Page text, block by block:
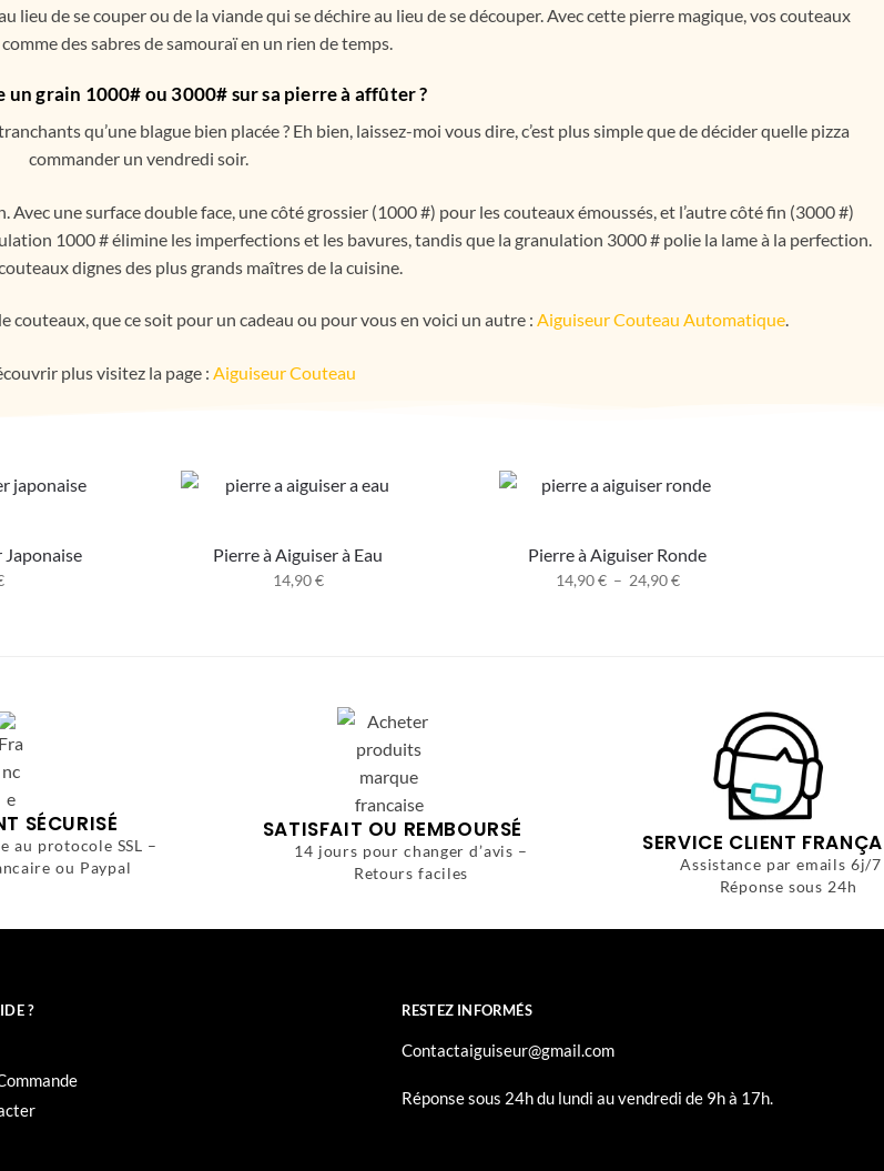
lieu de se couper ou de la viande qui se déchire au lieu de se découper. Avec cette pierre magique, vos couteaux
des sabres de samouraï en un rien de temps.
grain 1000# ou 3000# sur sa pierre à affûter ?
qu’une blague bien placée ? Eh bien, laissez-moi vous dire, c’est plus simple que de décider quelle pizza
commander un vendredi soir.
Avec une surface double face, une côté grossier (1000 #) pour les couteaux émoussés, et l’autre côté fin (3000 #)
1000 # élimine les imperfections et les bavures, tandis que la granulation 3000 # polie la lame à la perfection.
dignes des plus grands maîtres de la cuisine.
que ce soit pour un cadeau ou pour vous en voici un autre : Aiguiseur Couteau Automatique.
plus visitez la page : Aiguiseur Couteau
Japonaise Pierre à Aiguiser à Eau
14,90€
Pierre à Aiguiser Ronde
14,90€ – 24,90€
SÉCURISÉ
au protocole SSL –
ou Paypal
SATISFAIT OU REMBOURSÉ
14 jours pour changer d’avis –
Retours faciles
SERVICE CLIENT
Assistance par emails 6j/
Réponse sous 24h
? RESTEZ INFORMÉS
Contactaiguiseur@gmail.com
Réponse sous 24h du lundi au vendredi de 9h à 17h.